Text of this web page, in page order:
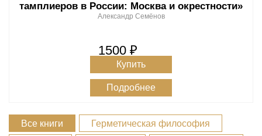
тамплиеров в России: Москва и окрестности»
Александр Семёнов
1500 ₽
Купить
Подробнее
Все книги
Герметическая философия